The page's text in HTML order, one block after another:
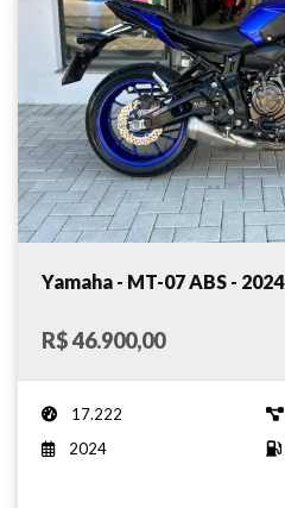
Yamaha - MT-07 ABS - 2024
R$ 46.900,00
17.222
2024